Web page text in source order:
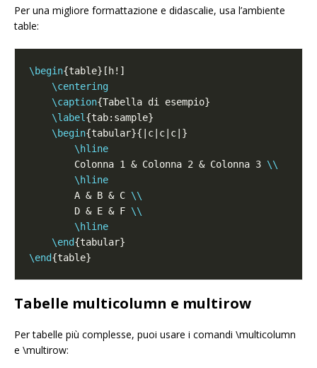
Per una migliore formattazione e didascalie, usa l’ambiente
table:
\begin
\centering
\caption
\label
\begin
\hline
        Colonna 1 & Colonna 2 & Colonna 3
\\
\hline
        A & B & C
\\
        D & E & F
\\
\hline
\end
\end
Tabelle multicolumn e multirow
Per tabelle più complesse, puoi usare i comandi \multicolumn
e \multirow: